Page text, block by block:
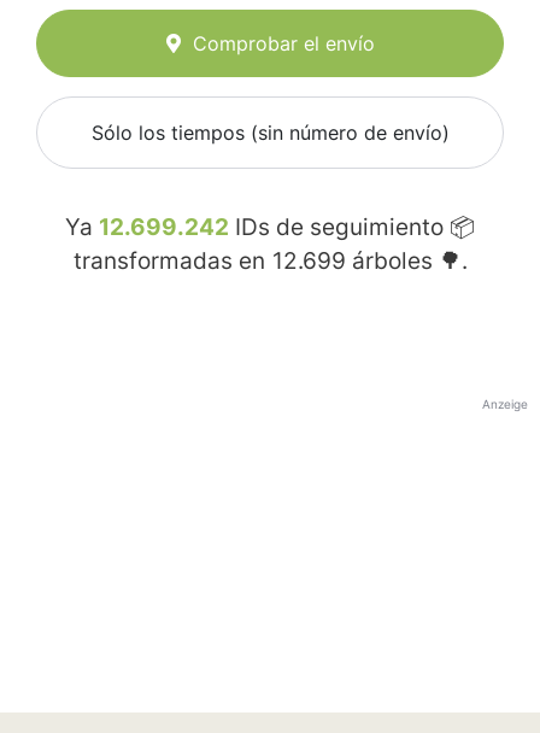
Comprobar el envío
Sólo los tiempos (sin número de envío)
Ya 12.699.242 IDs de seguimiento 📦
transformadas en 12.699 árboles 🌳.
Anzeige